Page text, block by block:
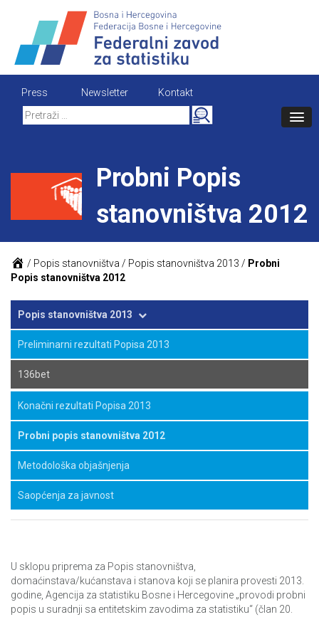
content
Press Newsletter
Kontakt
Search
for:
Probni Popis
stanovništva 2012
/ Popis stanovništva / Popis stanovništva 2013 / Probni
Popis stanovništva 2012
Popis stanovništva 2013
Preliminarni rezultati Popisa 2013
136bet
Konačni rezultati Popisa 2013
Probni popis stanovništva 2012
Metodološka objašnjenja
Saopćenja za javnost
U sklopu priprema za Popis stanovništva,
domaćinstava/kućanstava i stanova koji se planira provesti 2013.
godine, Agencija za statistiku Bosne i Hercegovine „provodi probni
popis u suradnji sa entitetskim zavodima za statistiku“ (član 20.